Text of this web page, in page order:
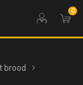
0
brood